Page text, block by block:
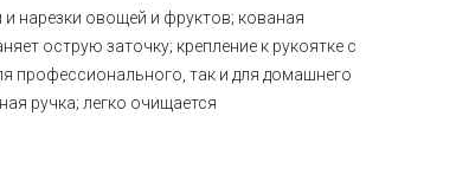
нарезки овощей и фруктов; кованая
острую заточку; крепление к рукоятке с
профессионального, так и для домашнего
ручка; легко очищается